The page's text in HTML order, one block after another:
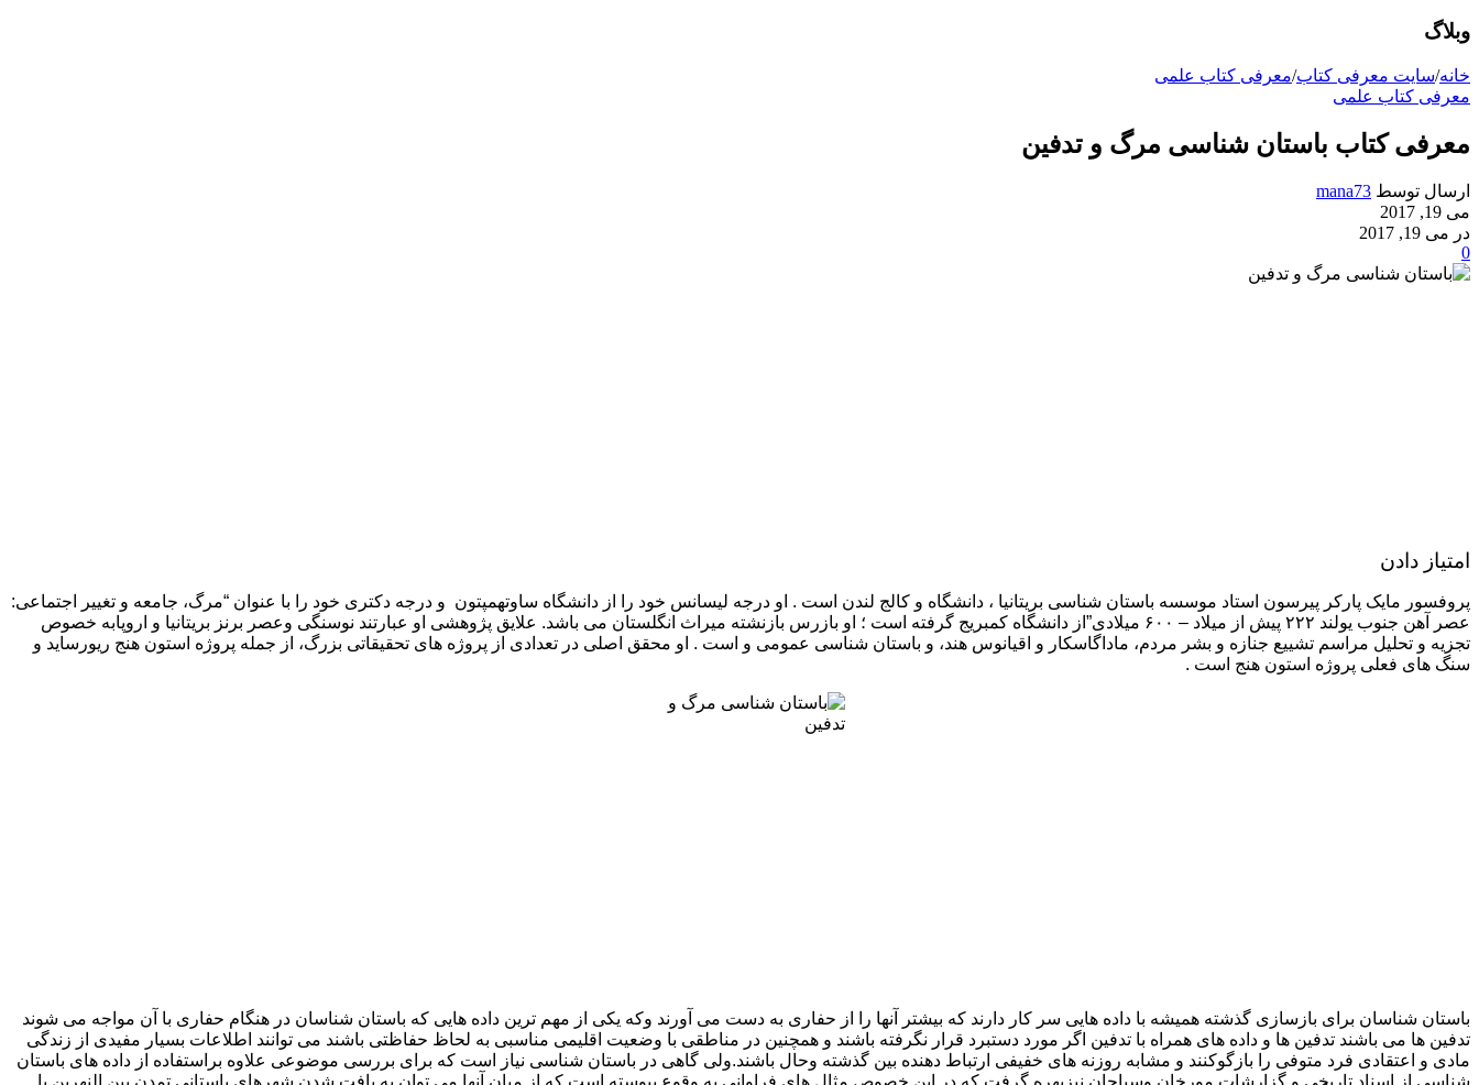
وبلاگ
خانه/سایت معرفی کتاب/معرفی کتاب علمی
معرفی کتاب علمی
معرفی کتاب باستان شناسی مرگ و تدفین
ارسال توسط mana73
می 19, 2017
در می 19, 2017
0
امتیاز دادن
پروفسور مایک پارکر پیرسون استاد موسسه باستان شناسی بریتانیا ، دانشگاه و کالج لندن است . او درجه لیسانس خود را از دانشگاه ساوتهمپتون و درجه دکتری خود را با عنوان “مرگ، جامعه و تغییر اجتماعی:
عصر آهن جنوب یولند ۲۲۲ پیش از میلاد – ۶۰۰ میلادی”از دانشگاه کمبریج گرفته است ؛ او بازرس بازنشته میراث انگلستان می باشد. علایق پژوهشی او عبارتند نوسنگی وعصر برنز بریتانیا و اروپابه خصوص
تجزیه و تحلیل مراسم تشییع جنازه و بشر مردم، ماداگاسکار و اقیانوس هند، و باستان شناسی عمومی و است . او محقق اصلی در تعدادی از پروژه های تحقیقاتی بزرگ، از جمله پروژه استون هنج ریورساید و
سنگ های فعلی پروژه استون هنج است .
باستان شناسان برای بازسازی گذشته همیشه با داده هایی سر کار دارند که بیشتر آنها را از حفاری به دست می آورند وکه یکی از مهم ترین داده هایی که باستان شناسان در هنگام حفاری با آن مواجه می شوند
تدفین ها می باشند تدفین ها و داده های همراه با تدفین اگر مورد دستبرد قرار نگرفته باشند و همچنین در مناطقی با وضعیت اقلیمی مناسبی به لحاظ حفاظتی باشند می توانند اطلاعات بسیار مفیدی از زندگی
مادی و اعتقادی فرد متوفی را بازگوکنند و مشابه روزنه های خفیفی ارتباط دهنده بین گذشته وحال باشند.ولی گاهی در باستان شناسی نیاز است که برای بررسی موضوعی علاوه براستفاده از داده های باستان